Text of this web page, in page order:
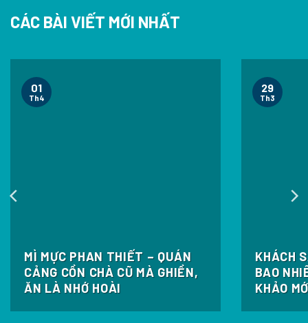
CÁC BÀI VIẾT MỚI NHẤT
MÌ MỰC PHAN THIẾT – QUÁN
CẢNG CỒN CHÀ CŨ MÀ GHIỀN,
ĂN LÀ NHỚ HOÀI
01
Th4
KHÁCH
BAO
KHẢO
29
Th3